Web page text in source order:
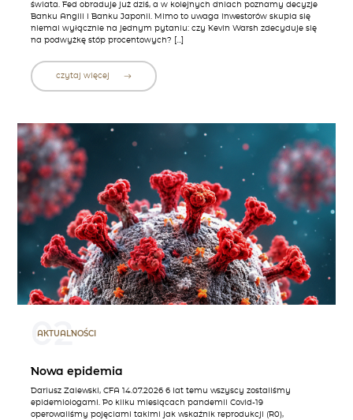
świata. Fed obraduje już dziś, a w kolejnych dniach poznamy decyzje
Banku Anglii i Banku Japonii. Mimo to uwaga inwestorów skupia się
niemal wyłącznie na jednym pytaniu: czy Kevin Warsh zdecyduje się
na podwyżkę stóp procentowych? […]
czytaj więcej
02
AKTUALNOŚCI
Nowa epidemia
Dariusz Zalewski, CFA 14.07.2026 6 lat temu wszyscy zostaliśmy
epidemiologami. Po kilku miesiącach pandemii Covid-19
operowaliśmy pojęciami takimi jak wskaźnik reprodukcji (R0),